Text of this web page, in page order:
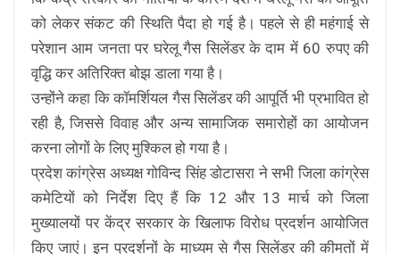
को लेकर संकट की स्थिति पैदा हो गई है। पहले से ही महंगाई से
परेशान आम जनता पर घरेलू गैस सिलेंडर के दाम में 60 रुपए की
वृद्धि कर अतिरिक्त बोझ डाला गया है।
उन्होंने कहा कि कॉमर्शियल गैस सिलेंडर की आपूर्ति भी प्रभावित हो
रही है, जिससे विवाह और अन्य सामाजिक समारोहों का आयोजन
करना लोगों के लिए मुश्किल हो गया है।
प्रदेश कांग्रेस अध्यक्ष गोविन्द सिंह डोटासरा ने सभी जिला कांग्रेस
कमेटियों को निर्देश दिए हैं कि 12 और 13 मार्च को जिला
मुख्यालयों पर केंद्र सरकार के खिलाफ विरोध प्रदर्शन आयोजित
किए जाएं। इन प्रदर्शनों के माध्यम से गैस सिलेंडर की कीमतों में